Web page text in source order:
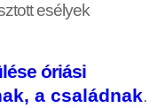
esélyek
óriási
a családnak.